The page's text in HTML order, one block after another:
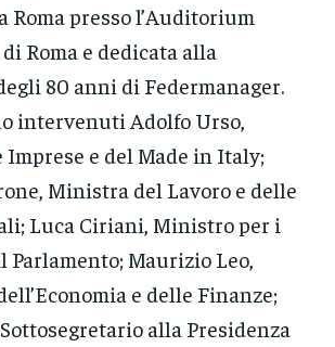
Roma presso l’Auditorium
Roma e dedicata alla
80 anni di Federmanager.
intervenuti Adolfo Urso,
e del Made in Italy;
Ministra del Lavoro e delle
Luca Ciriani, Ministro per i
Parlamento; Maurizio Leo,
e delle Finanze;
alla Presidenza